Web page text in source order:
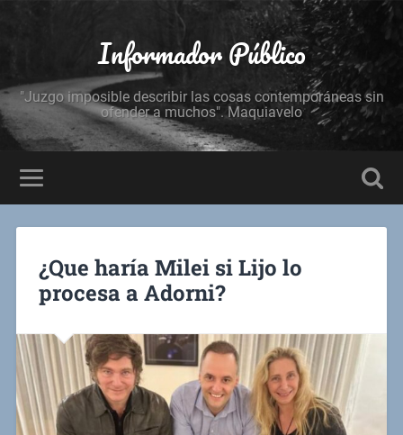
Informador Público
"Juzgo imposible describir las cosas contemporáneas sin
ofender a muchos". Maquiavelo
¿Que haría Milei si Lijo lo
procesa a Adorni?